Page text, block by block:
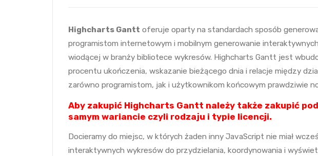
Highcharts Gantt oferuje oparty na standardach sposób
programistom internetowym i mobilnym generowanie
wiodącej w branży bibliotece wykresów. Highcharts Gantt jest
procentu ukończenia, wskazanie bieżącego dnia i relacje między
zarówno programistom, jak i użytkownikom końcowym prawdziwie
Aby zakupić Highcharts Gantt należy także zakupić
samym wariancie czyli rodzaju i typie licencji.
Docieramy do miejsc, w których żaden inny JavaScript nie miał
interaktywnych wykresów do przydzielania, koordynowania i